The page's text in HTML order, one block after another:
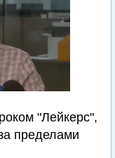
"Лейкерс",
пределами